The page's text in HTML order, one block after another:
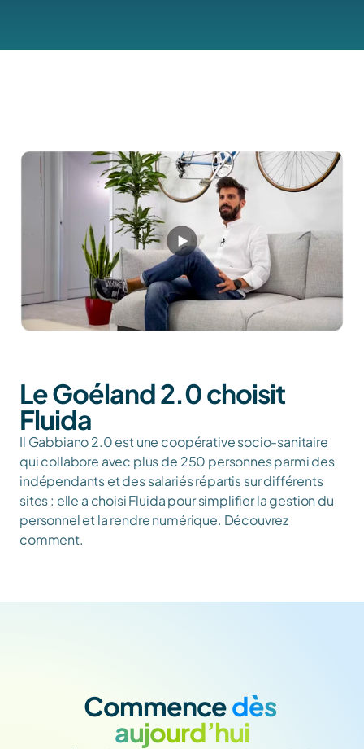
Le Goéland 2.0 choisit
Fluida
Il Gabbiano 2.0 est une coopérative socio-sanitaire
qui collabore avec plus de 250 personnes parmi des
indépendants et des salariés répartis sur différents
sites : elle a choisi Fluida pour simplifier la gestion du
personnel et la rendre numérique. Découvrez
comment.
Commence dès
aujourd’hui